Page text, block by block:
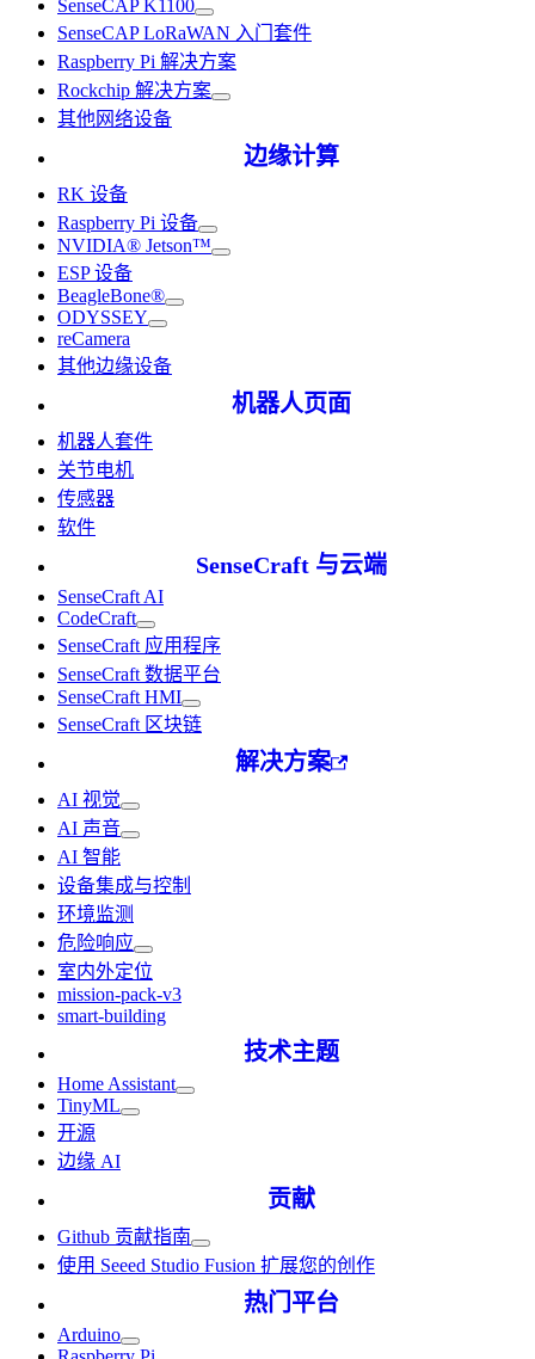
SenseCAP K1100
SenseCAP LoRaWAN 入门套件
Raspberry Pi 解决方案
Rockchip 解决方案
其他网络设备
边缘计算
RK 设备
Raspberry Pi 设备
NVIDIA® Jetson™
ESP 设备
BeagleBone®
ODYSSEY
reCamera
其他边缘设备
机器人页面
机器人套件
关节电机
传感器
软件
SenseCraft 与云端
SenseCraft AI
CodeCraft
SenseCraft 应用程序
SenseCraft 数据平台
SenseCraft HMI
SenseCraft 区块链
解决方案
AI 视觉
AI 声音
AI 智能
设备集成与控制
环境监测
危险响应
室内外定位
mission-pack-v3
smart-building
技术主题
Home Assistant
TinyML
开源
边缘 AI
贡献
Github 贡献指南
使用 Seeed Studio Fusion 扩展您的创作
热门平台
Arduino